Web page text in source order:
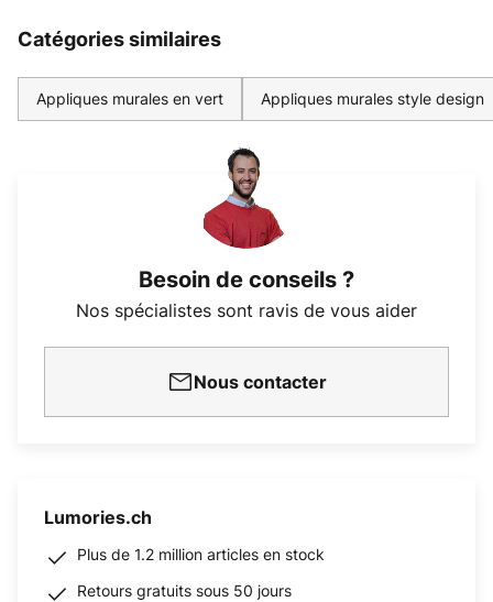
Catégories similaires
Appliques murales en vert Appliques murales style design
Besoin de conseils ?
Nos spécialistes sont ravis de vous aider
Nous contacter
Lumories.ch
Plus de 1.2 million articles en stock
Retours gratuits sous 50 jours